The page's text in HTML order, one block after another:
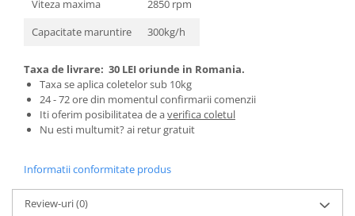
presiune
Instalatii sanitare
Articole si accesorii pentru baie
Baterii baie
Baterii lavoar
Viteza maxima
2850 rpm
Capacitate maruntire
300kg/h
Taxa de livrare: 30 LEI oriunde in Romania.
Taxa se aplica coletelor sub 10kg
24 - 72 ore din momentul confirmarii comenzii
Iti oferim posibilitatea de averifica coletul
Nu esti multumit? ai retur gratuit
Informatii conformitate produs
Review-uri(0)